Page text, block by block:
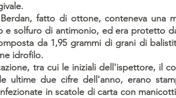
fatto di ottone, conteneva una
e solfuro di antimonio, ed era protetto
da 1,95 grammi di grani di
idrofilo.
tra cui le iniziali dell'ispettore, il
ultime due cifre dell'anno, erano
in scatole di carta con